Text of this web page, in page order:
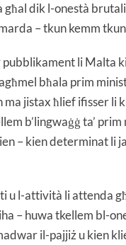
għal dik l-onestà
– tkun kemm
li Malta
bħala prim
ma jistax ħlief ifisser
b’lingwaġġ ta’
– kien determinat li
u l-attività li attenda
– huwa tkellem bl-
il-pajjiż u kien